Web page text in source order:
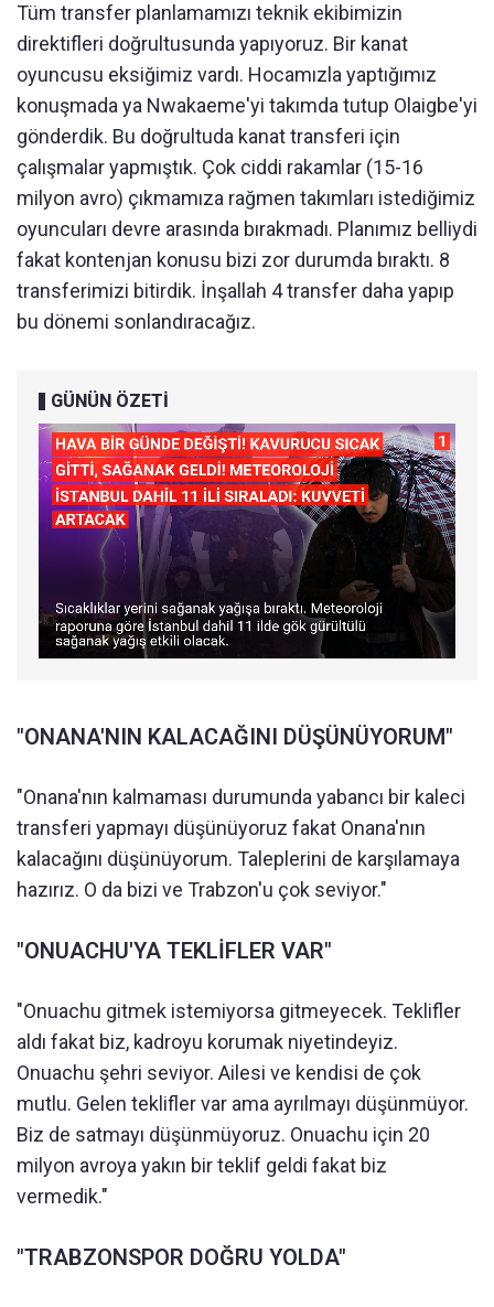
Tüm transfer planlamamızı teknik ekibimizin
direktifleri doğrultusunda yapıyoruz. Bir kanat
oyuncusu eksiğimiz vardı. Hocamızla yaptığımız
konuşmada ya Nwakaeme'yi takımda tutup Olaigbe'yi
gönderdik. Bu doğrultuda kanat transferi için
çalışmalar yapmıştık. Çok ciddi rakamlar (15-16
milyon avro) çıkmamıza rağmen takımları istediğimiz
oyuncuları devre arasında bırakmadı. Planımız belliydi
fakat kontenjan konusu bizi zor durumda bıraktı. 8
transferimizi bitirdik. İnşallah 4 transfer daha yapıp
bu dönemi sonlandıracağız.
GÜNÜN ÖZETİ
"ONANA'NIN KALACAĞINI DÜŞÜNÜYORUM"
"Onana'nın kalmaması durumunda yabancı bir kaleci
transferi yapmayı düşünüyoruz fakat Onana'nın
kalacağını düşünüyorum. Taleplerini de karşılamaya
hazırız. O da bizi ve Trabzon'u çok seviyor."
"ONUACHU'YA TEKLİFLER VAR"
"Onuachu gitmek istemiyorsa gitmeyecek. Teklifler
aldı fakat biz, kadroyu korumak niyetindeyiz.
Onuachu şehri seviyor. Ailesi ve kendisi de çok
mutlu. Gelen teklifler var ama ayrılmayı düşünmüyor.
Biz de satmayı düşünmüyoruz. Onuachu için 20
milyon avroya yakın bir teklif geldi fakat biz
vermedik."
"TRABZONSPOR DOĞRU YOLDA"